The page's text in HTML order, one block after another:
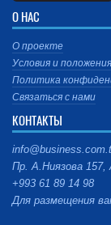
О НАС
О проекте
Условия и положения
Политика
Связаться с нами
КОНТАКТЫ
Пр. А.Ниязова
+993 61 89 14 98
Для размещения